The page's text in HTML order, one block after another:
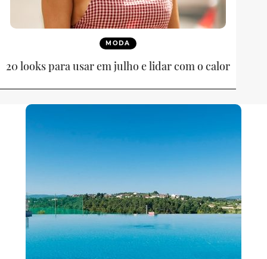
MODA
20 looks para usar em julho e lidar com o calor